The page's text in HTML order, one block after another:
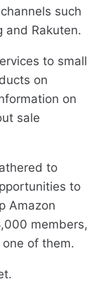
such
and Rakuten.
to small
on
on
sale
to
to
Amazon
members,
of them.